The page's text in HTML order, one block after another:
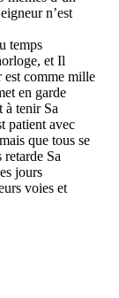
n’est
temps
et Il
est comme mille
en garde
à tenir Sa
patient avec
que tous se
retarde Sa
jours
voies et